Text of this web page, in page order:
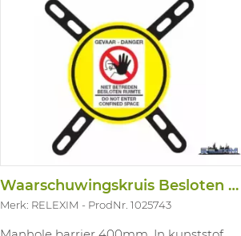
Waarschuwingskruis Besloten Ruimte 40CM
Merk: RELEXIM ProdNr. 1025743